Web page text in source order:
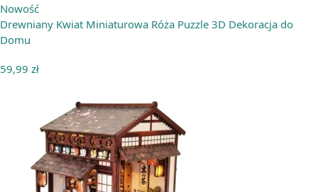
Nowość
Drewniany Kwiat Miniaturowa Róża Puzzle 3D Dekoracja do
Domu
59,99 zł